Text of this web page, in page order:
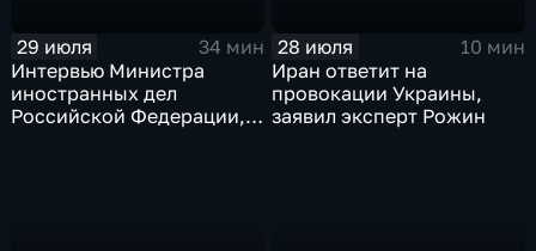
29 июля
34 мин
Интервью Министра
иностранных дел
Российской Федерации,
28 июля
10 мин
Иран ответит на
провокации Украины,
заявил эксперт Рожин